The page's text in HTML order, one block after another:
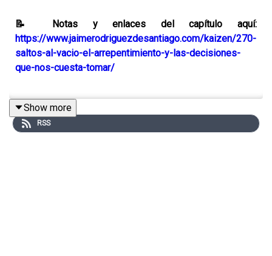
📝 Notas y enlaces del capítulo aquí:
https://www.jaimerodriguezdesantiago.com/kaizen/270-
saltos-al-vacio-el-arrepentimiento-y-las-decisiones-
que-nos-cuesta-tomar/
Un teniente joven, recién salido de la academia, sube a
lomos de su caballo hacia el lugar al que nadie quiere ir:
Show more
RSS